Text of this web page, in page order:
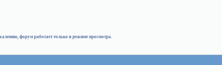
форум работает только в режиме просмотра.